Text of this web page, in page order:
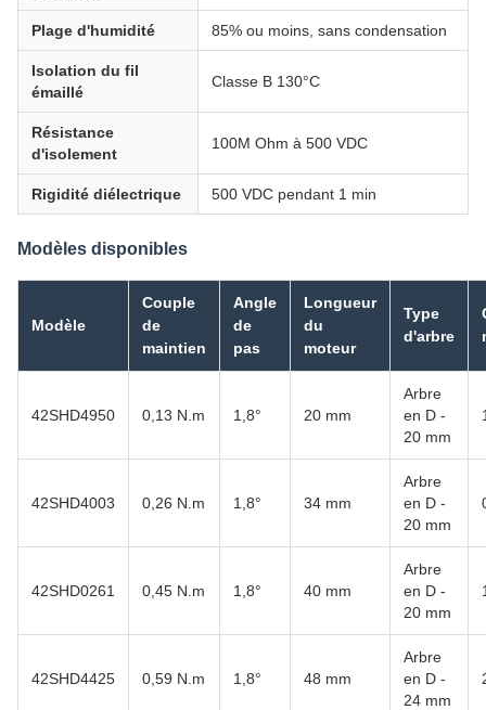
Plage d'humidité 85% ou moins, sans condensation
Isolation du fil
émaillé
Classe B 130°C
Résistance
d'isolement
100M Ohm à 500 VDC
Rigidité diélectrique 500 VDC pendant 1 min
Modèles disponibles
Modèle
Couple
de
maintien
Angle
de
pas
Longueur
du
moteur
Type
d'arbre
42SHD4950 0,13 N.m 1,8° 20 mm
Arbre
en D -
20 mm
42SHD4003 0,26 N.m 1,8° 34 mm
Arbre
en D -
20 mm
42SHD0261 0,45 N.m 1,8° 40 mm
Arbre
en D -
20 mm
42SHD4425 0,59 N.m 1,8° 48 mm
Arbre
en D -
24 mm